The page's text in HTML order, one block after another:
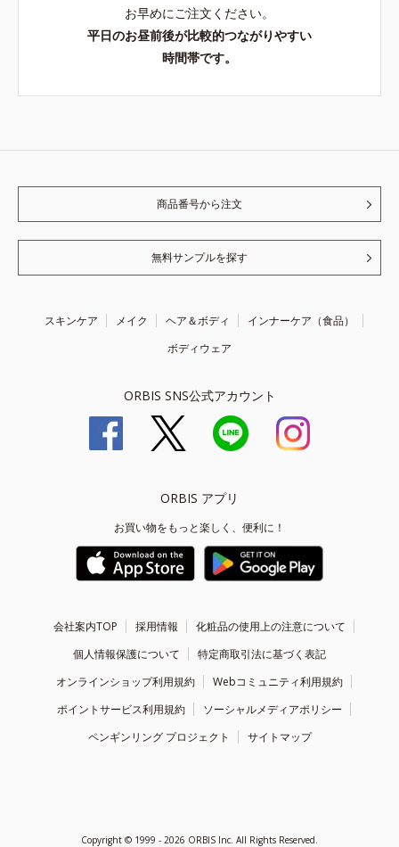
お早めにご注文ください。
平日のお昼前後が比較的つながりやすい
時間帯です。
商品番号から注文
無料サンプルを探す
スキンケア メイク ヘア＆ボディ
インナーケア（食品）
ボディウェア
ORBIS SNS公式アカウント
ORBIS アプリ
お買い物をもっと楽しく、便利に！
会社案内TOP 採用情報
化粧品の使用上の注意について
個人情報保護について
特定商取引法に基づく表記
オンラインショップ利用規約
Webコミュニティ利用規約
ポイントサービス利用規約
ソーシャルメディアポリシー
ペンギンリング プロジェクト
サイトマップ
Copyright © 1999 - 2026 ORBIS Inc. All Rights Reserved.